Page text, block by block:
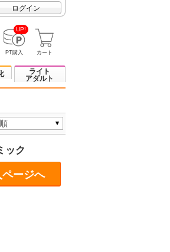
ログイン
UP!
PT購入 カート
ライト
アダルト
ック
ページへ